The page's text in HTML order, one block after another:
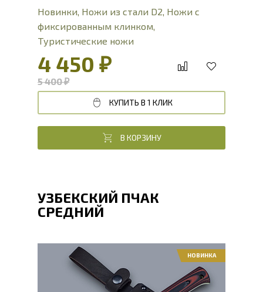
Новинки, Ножи из стали D2, Ножи с
фиксированным клинком,
Туристические ножи
4 450 ₽
5 400 ₽
КУПИТЬ В 1 КЛИК
В КОРЗИНУ
УЗБЕКСКИЙ ПЧАК
СРЕДНИЙ
Общая длина, мм
275
Длина клинка, мм
145
НОВИНКА